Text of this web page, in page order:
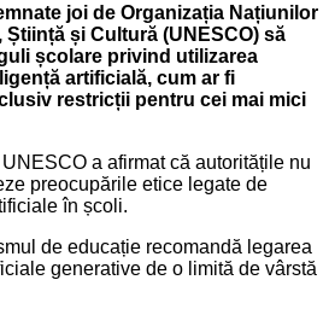
joi de Organizația Națiunilor
și Cultură (UNESCO) să
școlare privind utilizarea
artificială, cum ar fi
restricții pentru cei mai mici
a afirmat că autoritățile nu
preocupările etice legate de
în școli.
de educație recomandă legarea
generative de o limită de vârstă